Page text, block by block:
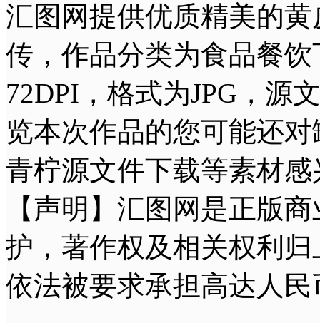
汇图网提供优质精美的
传，作品分类为食品餐
72DPI，格式为JPG，源
览本次作品的您可能还
青柠源文件下载等素材感
【声明】汇图网是正版
护，著作权及相关权利
依法被要求承担高达人